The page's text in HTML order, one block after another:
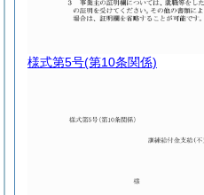
様式第5号(第10条関係)